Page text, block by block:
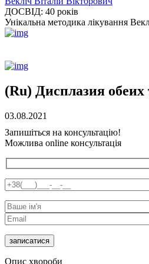
ДОСВІД: 40 років
Унікальна методика лікування
(Ru) Дисплазия обеих
03.08.2021
Запишіться на консультацію!
Можлива online консультація
Опис хвороби